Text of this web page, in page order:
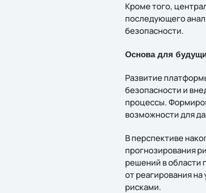
Кроме того,
последующего
безопасности.
Основа для
Развитие
безопасности и
процессы.
возможности для
В перспективе
прогнозирования
решений в области
от реагирования
рисками.